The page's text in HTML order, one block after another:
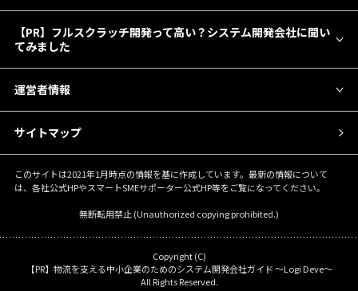
【PR】フルスクラッチ開発って高い？システム開発会社に聞い
てみました
運営者情報
サイトマップ
このサイトは2021年1月時点の情報を基に作成しています。最新の情報について
は、各社公式HPやスマートSMEサポーター公式HP等をご覧になってください。
無断転用禁止 (Unauthorized copying prohibited.)
Copyright (C)
物流を支える中小企業のためのシステム開発会社ガイド ～Logi Deve～
All Rights Reserved.